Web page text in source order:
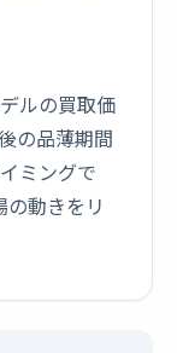
ルの買取価
の品薄期間
ミングで
の動きをリ